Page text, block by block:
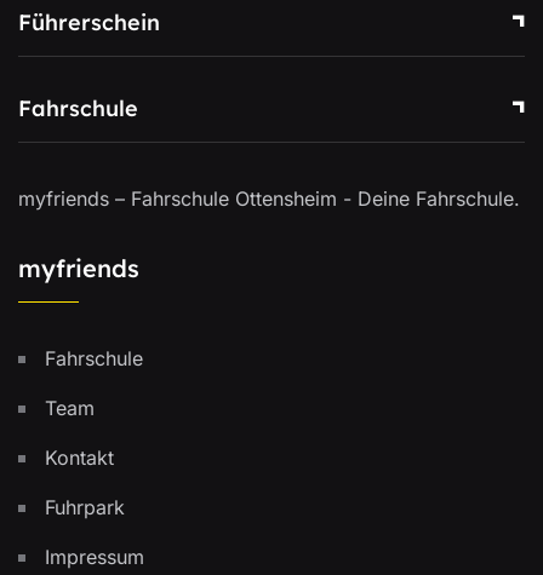
Führerschein
Fahrschule
myfriends – Fahrschule Ottensheim - Deine Fahrschule.
myfriends
Fahrschule
Team
Kontakt
Fuhrpark
Impressum